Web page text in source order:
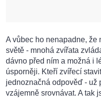
A vůbec ho nenapadne, že
světě - mnohá zvířata
dávno před ním a možná i
úsporněji. Kteří zvířecí
jednoznačná odpověď - už
vzájemně srovnávat. A tak